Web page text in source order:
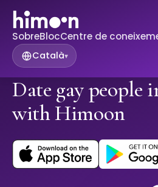
SobreBlocCentre de
Català▾
Date gay people
with Himoon